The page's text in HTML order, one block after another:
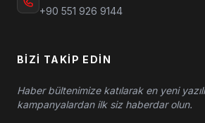
+90 551 926 9144
BIZI TAKIP EDIN
Haber bültenimize katılarak en yeni
kampanyalardan ilk siz haberdar olun.